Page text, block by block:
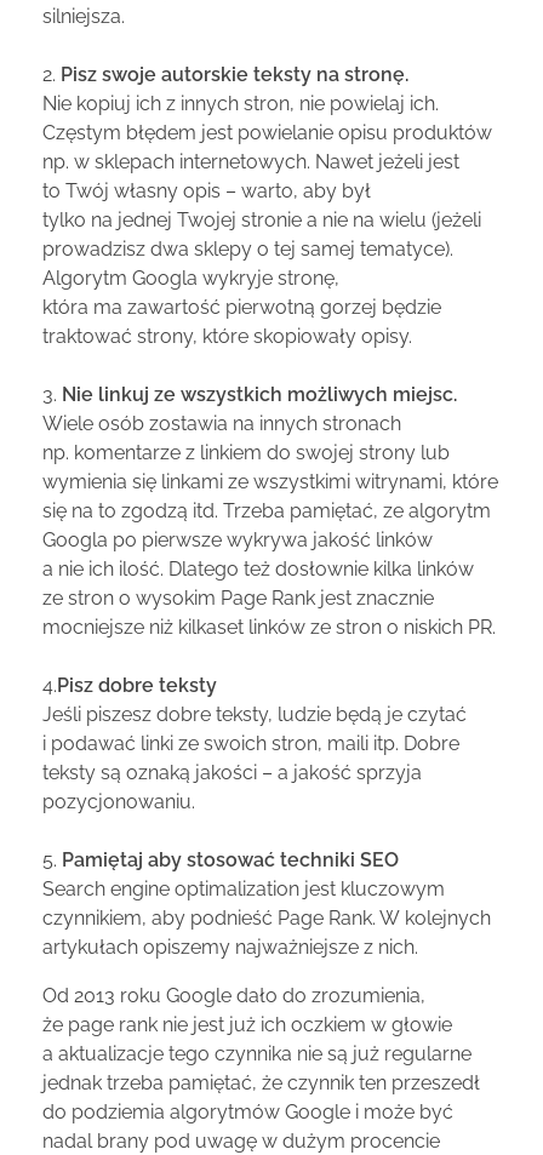
silniejsza.
2. Pisz swoje autorskie teksty na stronę.
Nie kopiuj ich z innych stron, nie powielaj ich.
Częstym błędem jest powielanie opisu produktów
np. w sklepach internetowych. Nawet jeżeli jest
to Twój własny opis – warto, aby był
tylko na jednej Twojej stronie a nie na wielu (jeżeli
prowadzisz dwa sklepy o tej samej tematyce).
Algorytm Googla wykryje stronę,
która ma zawartość pierwotną gorzej będzie
traktować strony, które skopiowały opisy.
3. Nie linkuj ze wszystkich możliwych miejsc.
Wiele osób zostawia na innych stronach
np. komentarze z linkiem do swojej strony lub
wymienia się linkami ze wszystkimi witrynami, które
się na to zgodzą itd. Trzeba pamiętać, ze algorytm
Googla po pierwsze wykrywa jakość linków
a nie ich ilość. Dlatego też dosłownie kilka linków
ze stron o wysokim Page Rank jest znacznie
mocniejsze niż kilkaset linków ze stron o niskich PR.
4.Pisz dobre teksty
Jeśli piszesz dobre teksty, ludzie będą je czytać
i podawać linki ze swoich stron, maili itp. Dobre
teksty są oznaką jakości – a jakość sprzyja
pozycjonowaniu.
5. Pamiętaj aby stosować techniki SEO
Search engine optimalization jest kluczowym
czynnikiem, aby podnieść Page Rank. W kolejnych
artykułach opiszemy najważniejsze z nich.
Od 2013 roku Google dało do zrozumienia,
że page rank nie jest już ich oczkiem w głowie
a aktualizacje tego czynnika nie są już regularne
jednak trzeba pamiętać, że czynnik ten przeszedł
do podziemia algorytmów Google i może być
nadal brany pod uwagę w dużym procencie